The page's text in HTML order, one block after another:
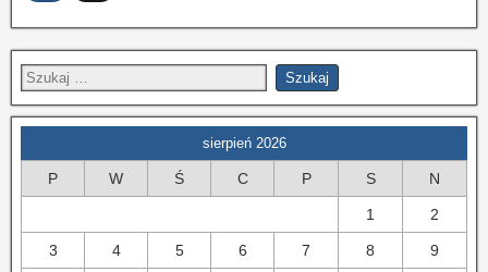
sierpień 2026
P W Ś C P S N
1 2
3 4 5 6 7 8 9